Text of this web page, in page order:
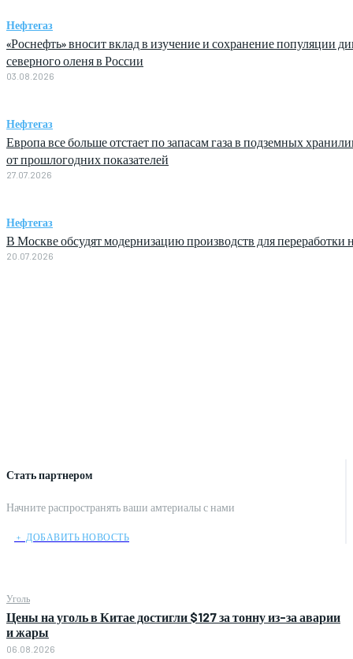
Стать партнером
Начните распространять ваши амтериалы с нами
﹢ ДОБАВИТЬ НОВОСТЬ
Уголь
Цены на уголь в Китае достигли $127 за тонну из-за аварии
и жары
06.08.2026
Нефтегаз
«Роснефть» вносит вклад в изучение и сохранение популяции
северного оленя в России
03.08.2026
Нефтегаз
Европа все больше отстает по запасам газа в подземных
от прошлогодних показателей
27.07.2026
Нефтегаз
В Москве обсудят модернизацию производств для переработки
20.07.2026